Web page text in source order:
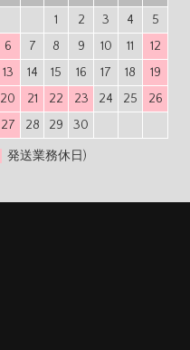
1
2 3 4
5
6
7 8 9 10 11
12
13
14 15 16 17 18
19
20
21 22 23 24 25
26
27
28 29 30
発送業務休日)